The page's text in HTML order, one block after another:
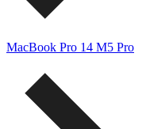
MacBook Pro 14 M5 Pro